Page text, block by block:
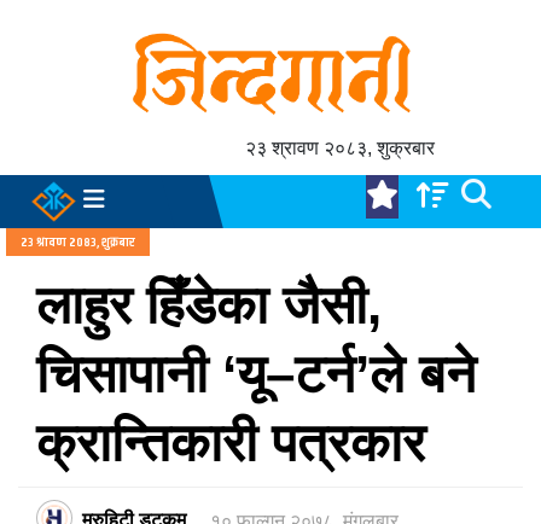
२३ श्रावण २०८३, शुक्रबार
२३ श्रावण २०८३, शुक्रबार
लाहुर हिँडेका जैसी,
चिसापानी ‘यू–टर्न’ले बने
क्रान्तिकारी पत्रकार
मरुहिटी डटकम